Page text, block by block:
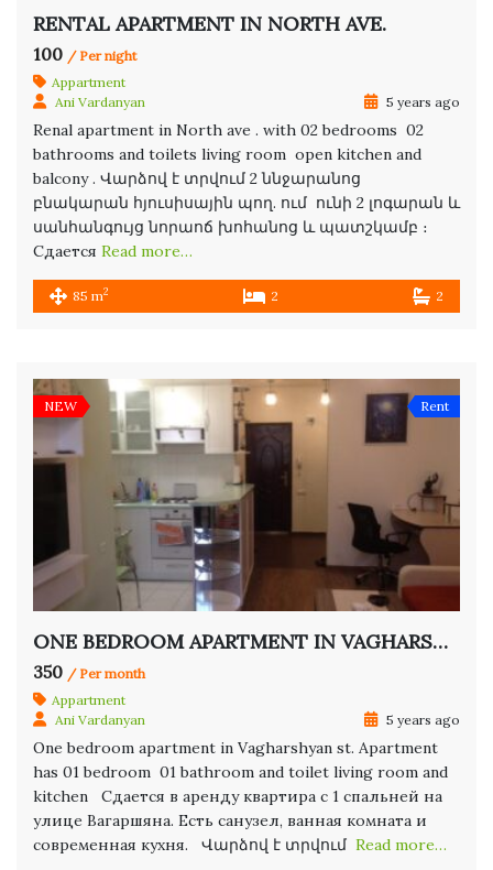
RENTAL APARTMENT IN NORTH AVE.
100 / Per night
Appartment
Ani Vardanyan
5 years ago
Renal apartment in North ave . with 02 bedrooms 02
bathrooms and toilets living room open kitchen and
balcony . Վարձով է տրվում 2 ննջարանոց
բնակարան հյուսիսային պող. ում ունի 2 լոգարան և
սանհանգույց նորաոճ խոհանոց և պատշկամբ ։
Сдается Read more…
85 m2 2 2
NEW Rent
ONE BEDROOM APARTMENT IN VAGHARSHYAN ST.
350 / Per month
Appartment
Ani Vardanyan
5 years ago
One bedroom apartment in Vagharshyan st. Apartment
has 01 bedroom 01 bathroom and toilet living room and
kitchen Сдается в аренду квартира с 1 спальней на
улице Вагаршяна. Есть санузел, ванная комната и
современная кухня. Վարձով է տրվում Read more…